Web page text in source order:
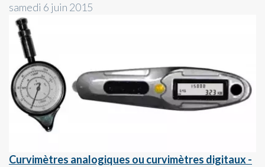
samedi 6 juin 2015
Curvimètres analogiques ou curvimètres digitaux -